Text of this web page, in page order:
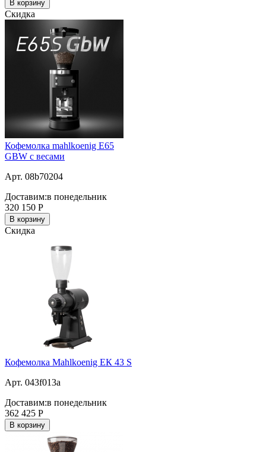
В корзину
Скидка
Кофемолка mahlkoenig E65
GBW с весами
Арт. 08b70204
Доставим:в понедельник
320 150 Р
В корзину
Скидка
Кофемолка Mahlkoenig ЕК 43 S
Арт. 043f013a
Доставим:в понедельник
362 425 Р
В корзину